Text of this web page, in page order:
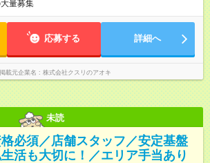
変形労働時間制（週平均40時間以内） ★残業は月
） ＜店舗の基本営業時間＞ 9時～22
舗により異なります。 ＜シフト例＞ 早番：8
00分 中番：11時～20時 遅番：13時～22時
量募集
応募する 詳細へ
掲載元企業名 株式会社クスリのアオキ
未読
必須／店舗スタッフ／安定基盤
活も大切に！／エリア手当あり